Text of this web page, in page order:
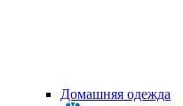
Домашняя одежда